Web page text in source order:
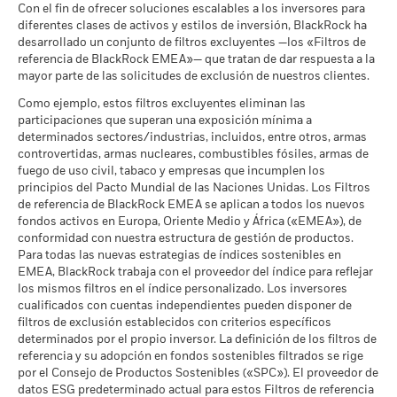
distintos de la rentabilidad del NAV.
En caso de que su inversión se haya realizado en una divisa
que no sea la utilizada en el último cálculo de rentabilidad, la
rentabilidad de su inversión podrá ser mayor o menor en
función de las fluctuaciones de la divisa. Fuente:BlackRock.
Máximo por préstamo (% de activos bajo gestión)
Constitución de garantías (% del préstamo)
En el cuadro anterior se resumen los datos sobre el préstamo
de valores disponibles para el fondo.
No se mostrará la información del cuadro de resumen de
préstamos para los fondos que hayan participado en
préstamos de valores durante menos de 12 meses. Las cifras
que se muestran se refieren a los resultados obtenidos en el
pasado. El rendimiento pasado no es una indicación fiable de
los resultados actuales o futuros.
La política de BlackRock es revelar la información del
rendimiento trimestralmente con un retraso de un mes. Esto
significa que los rendimientos del 01/01/2019 al
31/12/2019 pueden ser revelados públicamente desde el
01/02/2020.
La cifra máxima del préstamo puede aumentar o disminuir
Moderado
Lo que puede recibir una vez deducidos los
Rendimiento medio cada año
Favorable
Lo que puede recibir una vez deducidos los
El escenario de tensión muestra lo que usted podría recibir en
circunstancias extremas de los mercados.
MSCI - Empresas que no
cumplen lo establecido en el
Pacto Mundial de las
a 06 ago 2026
0,00%
MSCI - Carbón Térmico
a 06 ago 2026
0,00%
MSCI - Arenas Bituminosas
a 06 ago 2026
Cobertura de Implicación
Empresarial
a 06 ago 2026
85,23%
Porcentaje del Fondo no
cubierto
a 06 ago 2026
14,77%
Con el fin de ofrecer soluciones escalables a los inversores para
diferentes clases de activos y estilos de inversión, BlackRock ha
desarrollado un conjunto de filtros excluyentes —los «Filtros de
referencia de BlackRock EMEA»— que tratan de dar respuesta a la
mayor parte de las solicitudes de exclusión de nuestros clientes.
Como ejemplo, estos filtros excluyentes eliminan las
participaciones que superan una exposición mínima a
determinados sectores/industrias, incluidos, entre otros, armas
controvertidas, armas nucleares, combustibles fósiles, armas de
fuego de uso civil, tabaco y empresas que incumplen los
principios del Pacto Mundial de las Naciones Unidas. Los Filtros
de referencia de BlackRock EMEA se aplican a todos los nuevos
fondos activos en Europa, Oriente Medio y África («EMEA»), de
conformidad con nuestra estructura de gestión de productos.
Para todas las nuevas estrategias de índices sostenibles en
EMEA, BlackRock trabaja con el proveedor del índice para reflejar
los mismos filtros en el índice personalizado. Los inversores
cualificados con cuentas independientes pueden disponer de
filtros de exclusión establecidos con criterios específicos
determinados por el propio inversor. La definición de los filtros de
referencia y su adopción en fondos sostenibles filtrados se rige
por el Consejo de Productos Sostenibles («SPC»). El proveedor de
datos ESG predeterminado actual para estos Filtros de referencia